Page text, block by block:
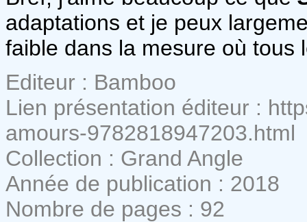
adaptations et je peux
faible dans la mesure où tous
Editeur : Bamboo
Lien présentation éditeur :
amours-9782818947203.html
Collection : Grand Angle
Année de publication : 2018
Nombre de pages : 92